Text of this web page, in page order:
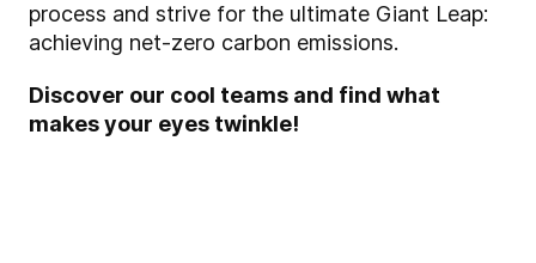
process and strive for the ultimate Giant Leap:
achieving net-zero carbon emissions.
Discover our cool teams and find what
makes your eyes twinkle!